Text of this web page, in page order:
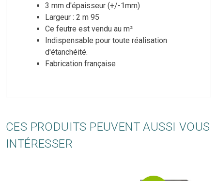
3 mm d'épaisseur (+/-1mm)
Largeur : 2 m 95
Ce feutre est vendu au m²
Indispensable pour toute réalisation
d'étanchéité.
Fabrication française
CES PRODUITS PEUVENT AUSSI VOUS
INTÉRESSER